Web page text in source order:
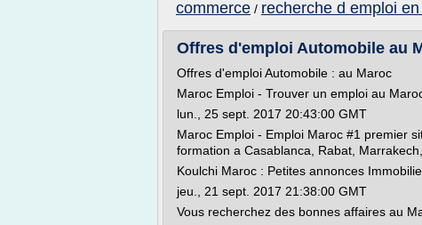
commerce / recherche d emploi
Offres d'emploi Automobile au
Offres d'emploi Automobile : au Maroc
Maroc Emploi - Trouver un emploi au
lun., 25 sept. 2017 20:43:00 GMT
Maroc Emploi - Emploi Maroc #1 premier
formation a Casablanca, Rabat,
Koulchi Maroc : Petites annonces
jeu., 21 sept. 2017 21:38:00 GMT
Vous recherchez des bonnes affaires au